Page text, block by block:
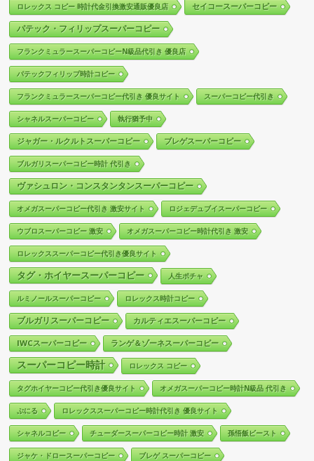
ロレックス コピー 時計代金引換激安通販優良店 セイコースーパーコピー
パテック・フィリップスーパーコピー
フランクミュラースーパーコピーN級品代引き 優良店
パテックフィリップ時計コピー
フランクミュラースーパーコピー代引き 優良サイト スーパーコピー代引き
シャネルスーパーコピー 執行猶予中
ジャガー・ルクルトスーパーコピー ブレゲスーパーコピー
ブルガリスーパーコピー時計 代引き
ヴァシュロン・コンスタンタンスーパーコピー
オメガスーパーコピー代引き 激安サイト ロジェデュブイスーパーコピー
ウブロスーパーコピー 激安 オメガスーパーコピー時計代引き 激安
ロレックススーパーコピー代引き優良サイト
タグ・ホイヤースーパーコピー 人生ポチャ
ルミノールスーパーコピー ロレックス時計コピー
ブルガリスーパーコピー カルティエスーパーコピー
IWCスーパーコピー ランゲ＆ゾーネスーパーコピー
スーパーコピー時計 ロレックス コピー
タグホイヤーコピー代引き優良サイト オメガスーパーコピー時計N級品 代引き
ぷにる ロレックススーパーコピー時計代引き 優良サイト
シャネルコピー チューダースーパーコピー時計 激安 孫悟飯ビースト
ジャケ・ドロースーパーコピー ブレゲ スーパーコピー